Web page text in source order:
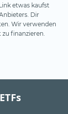
etwas kaufst
Dir
Wir verwenden
finanzieren.